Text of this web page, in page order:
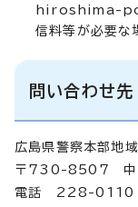
hiroshima-
信料等が必要な
問い合わせ先
広島県警察本部地
〒730-8507 中
電話 228-0110